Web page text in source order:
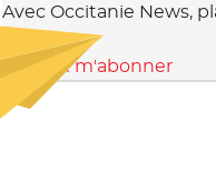
Avec Occitanie News,
Je veux m'abonner